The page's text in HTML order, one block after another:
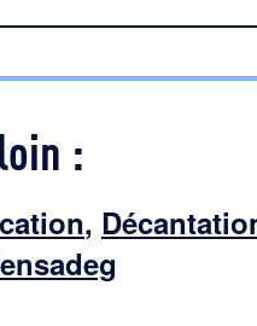
:
,